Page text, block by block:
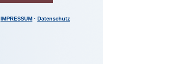
IMPRESSUM · Datenschutz